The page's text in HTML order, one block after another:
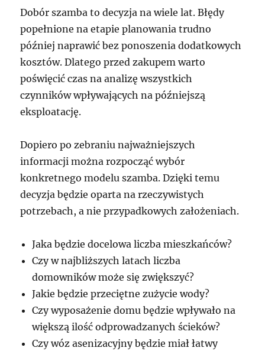
Dobór szamba to decyzja na wiele lat. Błędy
popełnione na etapie planowania trudno
później naprawić bez ponoszenia dodatkowych
kosztów. Dlatego przed zakupem warto
poświęcić czas na analizę wszystkich
czynników wpływających na późniejszą
eksploatację.
Dopiero po zebraniu najważniejszych
informacji można rozpocząć wybór
konkretnego modelu szamba. Dzięki temu
decyzja będzie oparta na rzeczywistych
potrzebach, a nie przypadkowych założeniach.
Jaka będzie docelowa liczba mieszkańców?
Czy w najbliższych latach liczba
domowników może się zwiększyć?
Jakie będzie przeciętne zużycie wody?
Czy wyposażenie domu będzie wpływało na
większą ilość odprowadzanych ścieków?
Czy wóz asenizacyjny będzie miał łatwy